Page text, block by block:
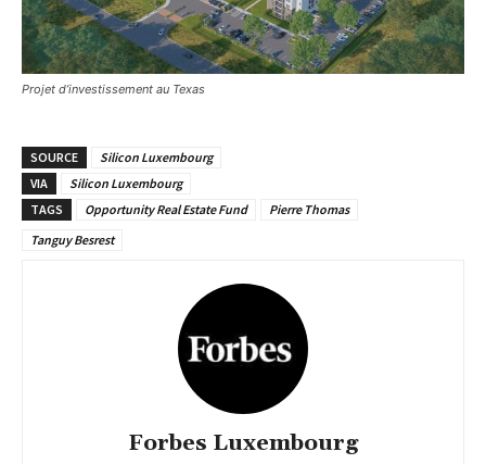
Projet d’investissement au Texas
SOURCE
Silicon Luxembourg
VIA
Silicon Luxembourg
TAGS
Opportunity Real Estate Fund
Pierre Thomas
Tanguy Besrest
Forbes Luxembourg